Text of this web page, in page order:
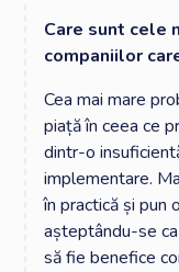
Care sunt cele
companiilor
Cea mai mare
piață în ceea ce
dintr-o
implementare.
în practică și pun
așteptându-se
să fie benefice